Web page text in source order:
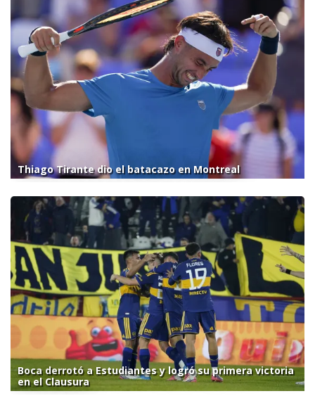
Thiago Tirante dio el batacazo en Montreal
Boca derrotó a Estudiantes y logró su primera victoria
en el Clausura